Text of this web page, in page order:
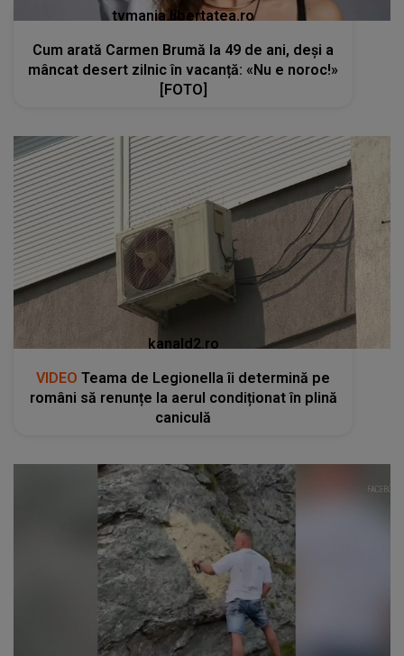
tvmania.libertatea.ro
Cum arată Carmen Brumă la 49 de ani, deși a
mâncat desert zilnic în vacanță: «Nu e noroc!»
[FOTO]
kanald2.ro
VIDEO Teama de Legionella îi determină pe
români să renunțe la aerul condiționat în plină
caniculă